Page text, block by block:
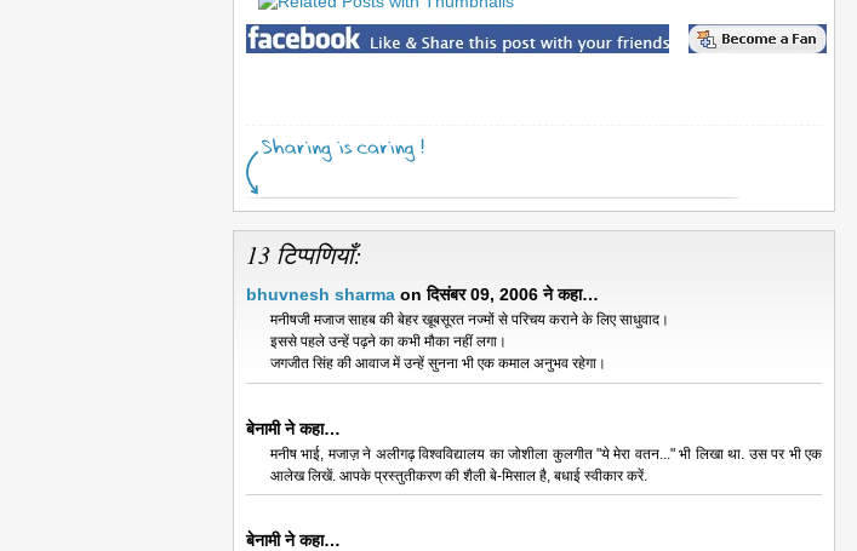
13 टिप्पणियाँ:
bhuvnesh sharma on दिसंबर 09, 2006 ने कहा…
मनीषजी मजाज साहब की बेहर खूबसूरत नज्मों से परिचय कराने के लिए साधुवाद।
इससे पहले उन्हें पढ़ने का कभी मौका नहीं लगा।
जगजीत सिंह की आवाज में उन्हें सुनना भी एक कमाल अनुभव रहेगा।
बेनामी ने कहा…
मनीष भाई, मजाज़ ने अलीगढ़ विश्वविद्यालय का जोशीला कुलगीत "ये मेरा वतन..." भी लिखा था. उस पर भी एक
आलेख लिखें. आपके ‍प्रस्तुतीकरण की शैली बे-मिसाल है, बधाई स्वीकार करें.
बेनामी ने कहा…